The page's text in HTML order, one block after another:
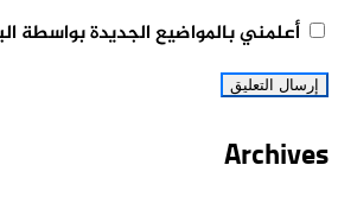
أعلمني بالمواضيع الجديدة بواسطة
Archives